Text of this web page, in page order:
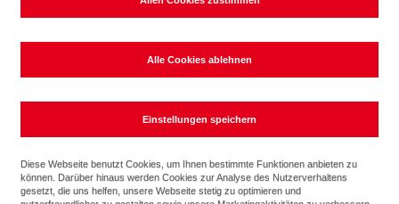
ABB
Intelligente Gebäude von morgen - schon heute
Diese Webseite benutzt Cookies, um Ihnen bestimmte Funktionen anbieten zu
können. Darüber hinaus werden Cookies zur Analyse des Nutzerverhaltens
gesetzt, die uns helfen, unsere Webseite stetig zu optimieren und